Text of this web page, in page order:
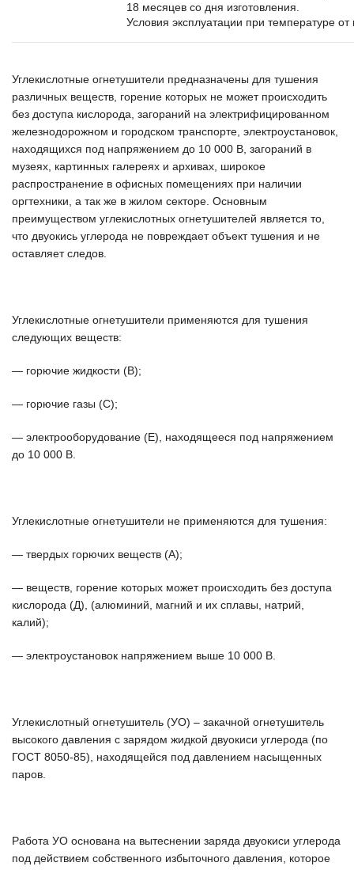
18 месяцев со дня изготовления.
Условия эксплуатации при температуре
Углекислотные огнетушители предназначены для тушения
различных веществ, горение которых не может происходить
без доступа кислорода, загораний на электрифицированном
железнодорожном и городском транспорте, электроустановок,
находящихся под напряжением до 10 000 В, загораний в
музеях, картинных галереях и архивах, широкое
распространение в офисных помещениях при наличии
оргтехники, а так же в жилом секторе. Основным
преимуществом углекислотных огнетушителей является то,
что двуокись углерода не повреждает объект тушения и не
оставляет следов.
Углекислотные огнетушители применяются для тушения
следующих веществ:
— горючие жидкости (В);
— горючие газы (С);
— электрооборудование (Е), находящееся под напряжением
до 10 000 В.
Углекислотные огнетушители не применяются для тушения:
— твердых горючих веществ (А);
— веществ, горение которых может происходить без доступа
кислорода (Д), (алюминий, магний и их сплавы, натрий,
калий);
— электроустановок напряжением выше 10 000 В.
Углекислотный огнетушитель (УО) – закачной огнетушитель
высокого давления с зарядом жидкой двуокиси углерода (по
ГОСТ 8050-85), находящейся под давлением насыщенных
паров.
Работа УО основана на вытеснении заряда двуокиси углерода
под действием собственного избыточного давления, которое